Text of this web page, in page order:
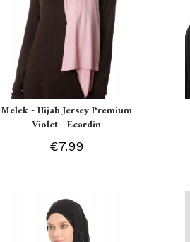
Melek - Hijab Jersey Premium
Violet - Ecardin
€7.99